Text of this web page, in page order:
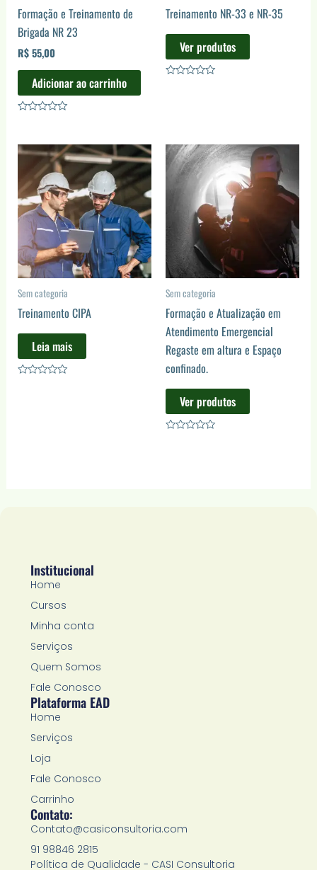
Formação e Treinamento de
Brigada NR 23
R$55,00
Adicionar ao carrinho
5
Treinamento NR-33 e NR-35
Ver produtos
Sem categoria
Treinamento CIPA
Leia mais
Sem categoria
Formação e Atualização em
Atendimento Emergencial
Regaste em altura e Espaço
confinado.
Ver produtos
Institucional
Home
Cursos
Minha conta
Serviços
Quem Somos
Fale Conosco
Plataforma EAD
Home
Serviços
Loja
Fale Conosco
Carrinho
Contato:
Contato@casiconsultoria.com
91 98846 2815
Política de Qualidade - CASI Consultoria